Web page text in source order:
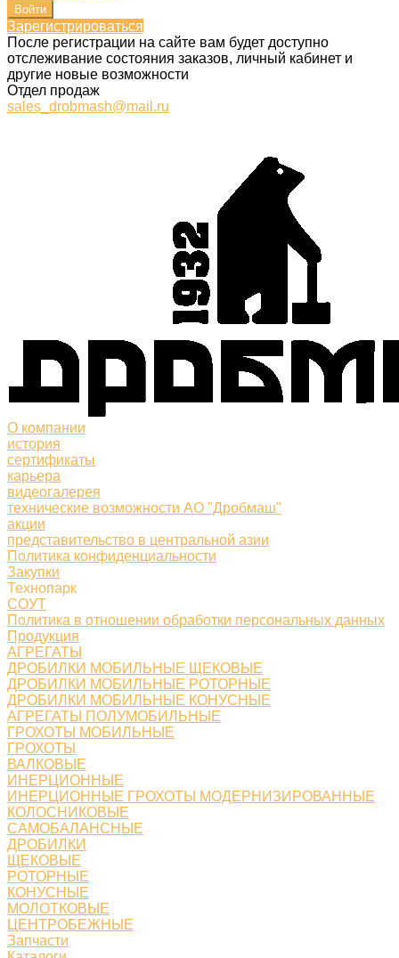
Зарегистрироваться
После регистрации на сайте вам будет доступно
отслеживание состояния заказов, личный кабинет и
другие новые возможности
Отдел продаж
sales_drobmash@mail.ru
О компании
история
сертификаты
карьера
видеогалерея
технические возможности АО "Дробмаш"
акции
представительство в центральной азии
Политика конфиденциальности
Закупки
Технопарк
СОУТ
Политика в отношении обработки персональных данных
Продукция
АГРЕГАТЫ
ДРОБИЛКИ МОБИЛЬНЫЕ ЩЕКОВЫЕ
ДРОБИЛКИ МОБИЛЬНЫЕ РОТОРНЫЕ
ДРОБИЛКИ МОБИЛЬНЫЕ КОНУСНЫЕ
АГРЕГАТЫ ПОЛУМОБИЛЬНЫЕ
ГРОХОТЫ МОБИЛЬНЫЕ
ГРОХОТЫ
ВАЛКОВЫЕ
ИНЕРЦИОННЫЕ
ИНЕРЦИОННЫЕ ГРОХОТЫ МОДЕРНИЗИРОВАННЫЕ
КОЛОСНИКОВЫЕ
САМОБАЛАНСНЫЕ
ДРОБИЛКИ
ЩЕКОВЫЕ
РОТОРНЫЕ
КОНУСНЫЕ
МОЛОТКОВЫЕ
ЦЕНТРОБЕЖНЫЕ
Запчасти